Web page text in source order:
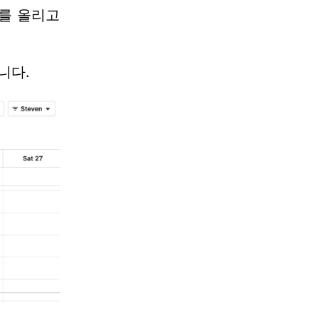
올리고
다.